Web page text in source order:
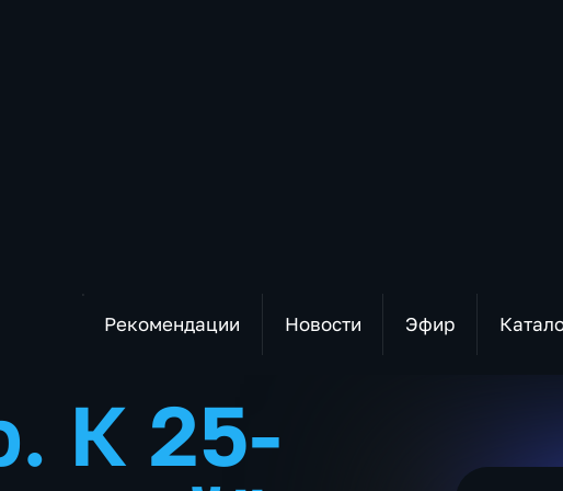
Рекомендации Новости Эфир
К 25-